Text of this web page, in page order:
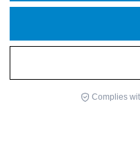
版权 ©
订
Complies